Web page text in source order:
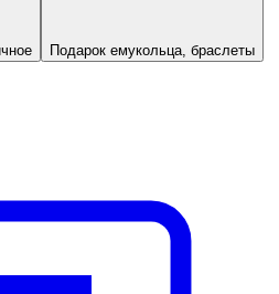
Подарок емукольца, браслеты